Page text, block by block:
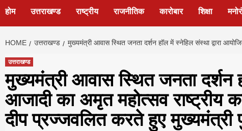
होम उत्तराखण्ड राष्ट्रीय राजनीतिक कारोबार शिक्षा
HOME उत्तराखण्ड मुख्यमंत्री आवास स्थित जनता दर्शन हॉल में स्नेहिल संस्था द्वारा
उत्तराखण्ड
मुख्यमंत्री आवास स्थित जनता दर्शन
आजादी का अमृत महोत्सव राष्ट्रीय
दीप प्रज्जवलित करते हुए मुख्यमंत्री